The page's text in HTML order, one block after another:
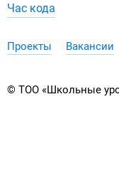
Час кода
Проекты Вакансии
© ТОО «Школьные